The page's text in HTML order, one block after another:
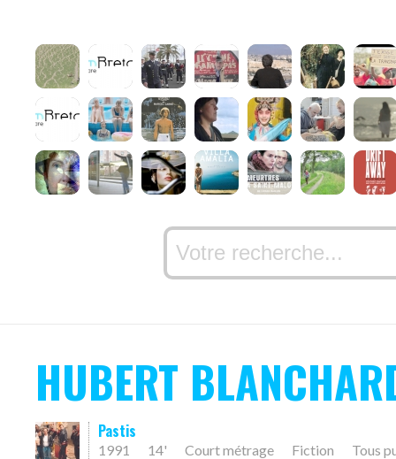
HUBERT
Pastis
1991 14' Court métrage Fiction Tous